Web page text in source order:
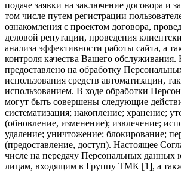
подаче заявки на заключение договора и
том числе путем регистрации
ознакомления с проектом договора,
деловой репутации, проведения
анализа эффективности работы сайта, а
контроля качества Вашего обслуживания.
предоставлено на обработку
использования средств автоматизации,
использованием. В ходе обработки
могут быть совершены следующие
систематизация; накопление; хранение;
(обновление, изменение); извлечение;
удаление; уничтожение; блокирование;
(предоставление, доступ). Настоящее
числе на передачу Персональных данных
лицам, входящим в Группу ТМК [1], а